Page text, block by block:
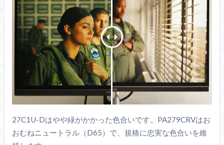
27C1U-Dはやや緑がかかった色合いです。PA279CRVはお
おむねニュートラル（D65）で、規格に忠実な色合いを維